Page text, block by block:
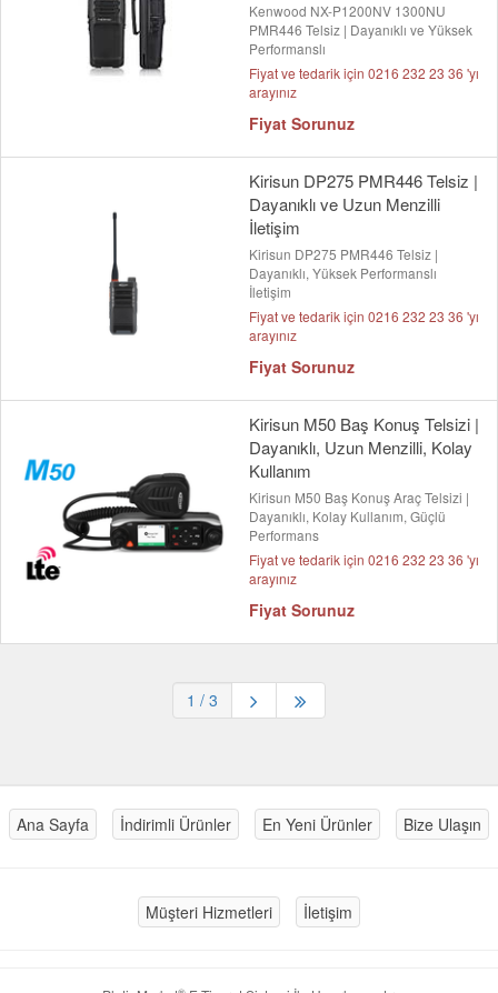
Kenwood NX-P1200NV 1300NU
PMR446 Telsiz | Dayanıklı ve Yüksek
Performanslı
Fiyat ve tedarik için 0216 232 23 36 'yı
arayınız
Fiyat Sorunuz
Kirisun DP275 PMR446 Telsiz |
Dayanıklı ve Uzun Menzilli
İletişim
Kirisun DP275 PMR446 Telsiz |
Dayanıklı, Yüksek Performanslı
İletişim
Fiyat ve tedarik için 0216 232 23 36 'yı
arayınız
Fiyat Sorunuz
Kirisun M50 Baş Konuş Telsizi |
Dayanıklı, Uzun Menzilli, Kolay
Kullanım
Kirisun M50 Baş Konuş Araç Telsizi |
Dayanıklı, Kolay Kullanım, Güçlü
Performans
Fiyat ve tedarik için 0216 232 23 36 'yı
arayınız
Fiyat Sorunuz
1 / 3
Ana Sayfa İndirimli Ürünler En Yeni Ürünler Bize Ulaşın
Müşteri Hizmetleri İletişim